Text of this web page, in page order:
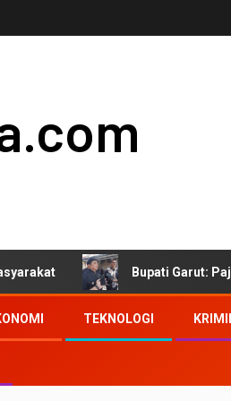
Bupati Garut: Pajak Hotel
TEKNOLOGI